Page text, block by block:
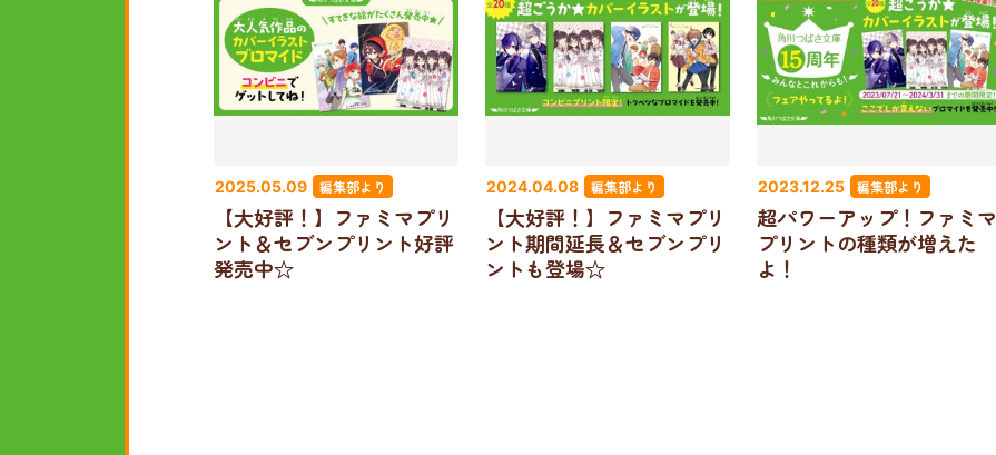
2025.05.09 編集部より
【大好評！】ファミマプリ
ント＆セブンプリント好評
発売中☆
2024.04.08 編集部より
【大好評！】ファミマプリ
ント期間延長＆セブンプリ
ントも登場☆
2023.12.25 編集部より
超パワーアップ！ファミマ
プリントの種類が増えた
よ！